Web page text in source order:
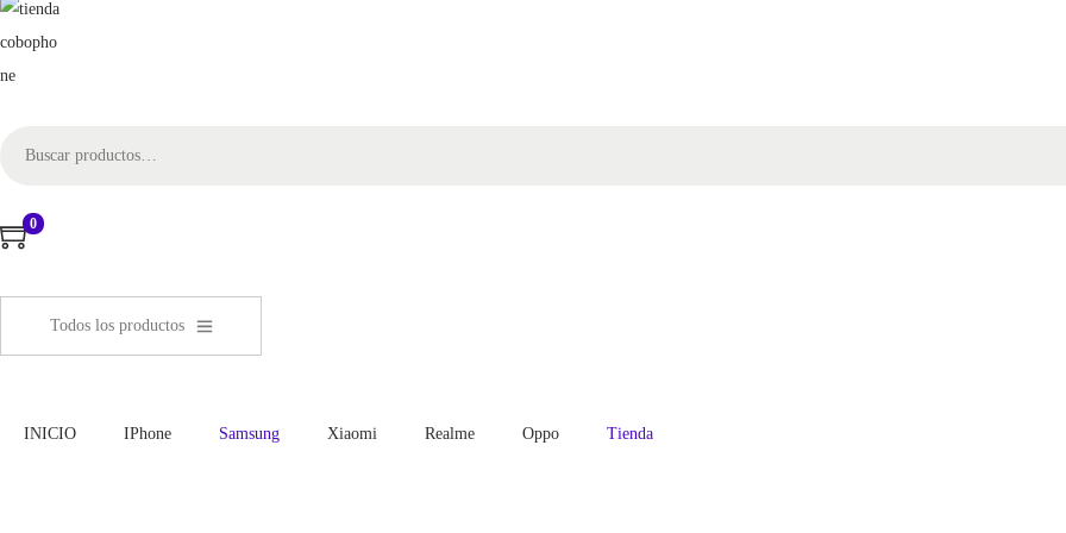
0
Todos los productos
INICIO IPhone Samsung Xiaomi Realme Oppo Tienda